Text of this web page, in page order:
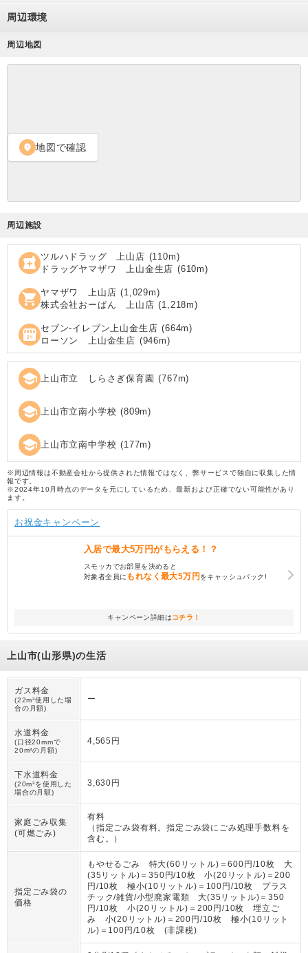
周辺環境
周辺地図
location_on 地図で確認
周辺施設
local_pharmacy ツルハドラッグ 上山店 (110m)
ドラッグヤマザワ 上山金生店 (610m)
shopping_cart ヤマザワ 上山店 (1,029m)
株式会社おーばん 上山店 (1,218m)
local_convenience_store セブン‐イレブン上山金生店 (664m)
ローソン 上山金生店 (946m)
school 上山市立 しらさぎ保育園 (767m)
school 上山市立南小学校 (809m)
school 上山市立南中学校 (177m)
※周辺情報は不動産会社から提供された情報ではなく、弊サービスで独自に収集した情
報です。
※2024年10月時点のデータを元にしているため、最新および正確でない可能性があり
ます。
お祝金キャンペーン
入居で最大5万円がもらえる！？
スモッカでお部屋を決めると
対象者全員に もれなく最大5万円 をキャッシュバック!
キャンペーン詳細はコチラ！
上山市(山形県)の生活
ガス料金
(22m³使用した場
合の月額)
ー
水道料金
(口径20mmで
20m³の月額)
4,565円
下水道料金
(20m³を使用した
場合の月額)
3,630円
家庭ごみ収集
(可燃ごみ)
有料
（ 指定ごみ袋有料。指定ごみ袋にごみ処理手数料を
含む。
）
指定ごみ袋の
価格
もやせるごみ 特大(60リットル)＝600円/10枚 大
(35リットル)＝350円/10枚 小(20リットル)＝200
円/10枚 極小(10リットル)＝100円/10枚 プラス
チック/雑貨/小型廃家電類 大(35リットル)＝350
円/10枚 小(20リットル)＝200円/10枚 埋立ご
み 小(20リットル)＝200円/10枚 極小(10リット
ル)＝100円/10枚 (非課税)